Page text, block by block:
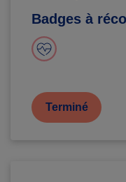
Badges à
Terminé